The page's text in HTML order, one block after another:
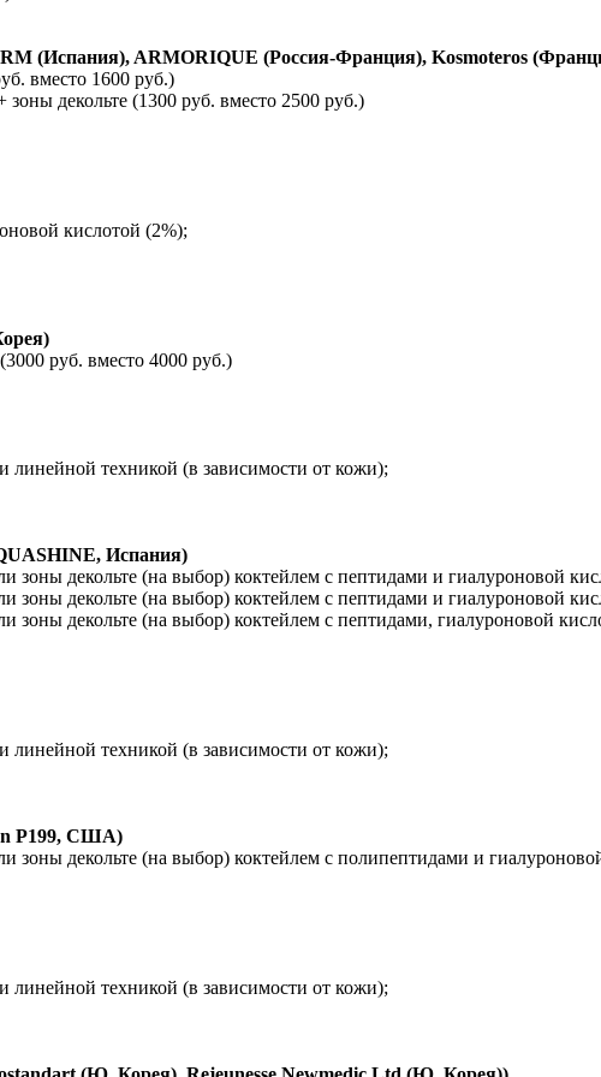
(Испания), ARMORIQUE (Россия-Франция), Kosmoteros
вместо 1600 руб.)
декольте (1300 руб. вместо 2500 руб.)
кислотой (2%);
руб. вместо 4000 руб.)
техникой (в зависимости от кожи);
Испания)
декольте (на выбор) коктейлем с пептидами и гиалуроновой
декольте (на выбор) коктейлем с пептидами и гиалуроновой
декольте (на выбор) коктейлем с пептидами, гиалуроновой
техникой (в зависимости от кожи);
P199, США)
декольте (на выбор) коктейлем с полипептидами и
техникой (в зависимости от кожи);